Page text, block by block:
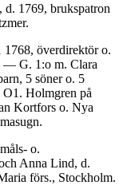
d. 1769, brukspatron
överdirektör o.
— G. 1:o m. Clara
5 söner o. 5
Holmgren på
Kortfors o. Nya
o.
Anna Lind, d.
förs., Stockholm.